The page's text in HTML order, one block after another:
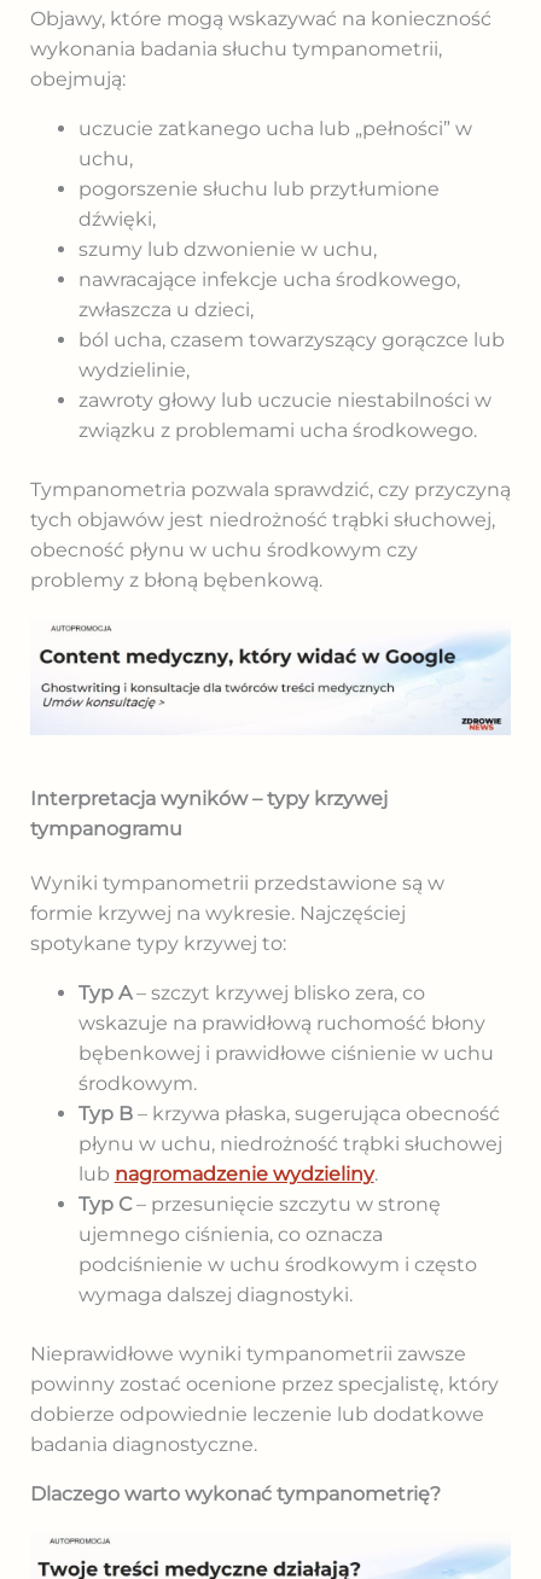
Objawy, które mogą wskazywać na konieczność
wykonania badania słuchu tympanometrii,
obejmują:
uczucie zatkanego ucha lub „pełności” w
uchu,
pogorszenie słuchu lub przytłumione
dźwięki,
szumy lub dzwonienie w uchu,
nawracające infekcje ucha środkowego,
zwłaszcza u dzieci,
ból ucha, czasem towarzyszący gorączce lub
wydzielinie,
zawroty głowy lub uczucie niestabilności w
związku z problemami ucha środkowego.
Tympanometria pozwala sprawdzić, czy przyczyną
tych objawów jest niedrożność trąbki słuchowej,
obecność płynu w uchu środkowym czy
problemy z błoną bębenkową.
Interpretacja wyników – typy krzywej
tympanogramu
Wyniki tympanometrii przedstawione są w
formie krzywej na wykresie. Najczęściej
spotykane typy krzywej to:
Typ A– szczyt krzywej blisko zera, co
wskazuje na prawidłową ruchomość błony
bębenkowej i prawidłowe ciśnienie w uchu
środkowym.
Typ B– krzywa płaska, sugerująca obecność
płynu w uchu, niedrożność trąbki słuchowej
lub nagromadzenie wydzieliny.
Typ C– przesunięcie szczytu w stronę
ujemnego ciśnienia, co oznacza
podciśnienie w uchu środkowym i często
wymaga dalszej diagnostyki.
Nieprawidłowe wyniki tympanometrii zawsze
powinny zostać ocenione przez specjalistę, który
dobierze odpowiednie leczenie lub dodatkowe
badania diagnostyczne.
Dlaczego warto wykonać tympanometrię?